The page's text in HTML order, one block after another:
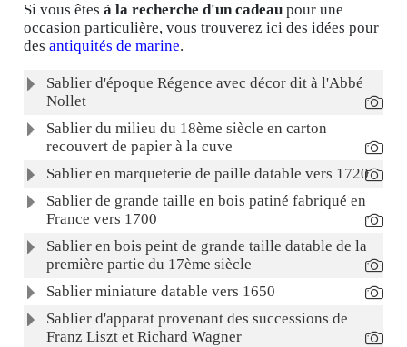
Si vous êtes à la recherche d'un cadeaupour une
occasion particulière, vous trouverez ici des idées pour
des antiquités de marine.
Articles
Titre
Sablier d'époque Régence avec décor dit à l'Abbé
Nollet
Sablier du milieu du 18ème siècle en carton
recouvert de papier à la cuve
Sablier en marqueterie de paille datable vers 1720
Sablier de grande taille en bois patiné fabriqué en
France vers 1700
Sablier en bois peint de grande taille datable de la
première partie du 17ème siècle
Sablier miniature datable vers 1650
Sablier d'apparat provenant des successions de
Franz Liszt et Richard Wagner